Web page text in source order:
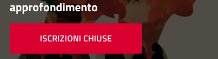
approfondimento
ISCRIZIONI CHIUSE